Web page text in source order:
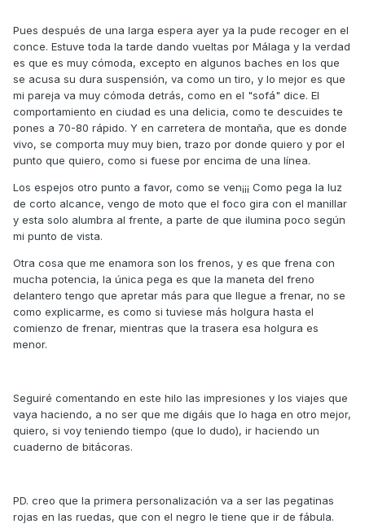
Pues después de una larga espera ayer ya la pude recoger en el
conce. Estuve toda la tarde dando vueltas por Málaga y la verdad
es que es muy cómoda, excepto en algunos baches en los que
se acusa su dura suspensión, va como un tiro, y lo mejor es que
mi pareja va muy cómoda detrás, como en el "sofá" dice. El
comportamiento en ciudad es una delicia, como te descuides te
pones a 70-80 rápido. Y en carretera de montaña, que es donde
vivo, se comporta muy muy bien, trazo por donde quiero y por el
punto que quiero, como si fuese por encima de una línea.
Los espejos otro punto a favor, como se ven¡¡¡ Como pega la luz
de corto alcance, vengo de moto que el foco gira con el manillar
y esta solo alumbra al frente, a parte de que ilumina poco según
mi punto de vista.
Otra cosa que me enamora son los frenos, y es que frena con
mucha potencia, la única pega es que la maneta del freno
delantero tengo que apretar más para que llegue a frenar, no se
como explicarme, es como si tuviese más holgura hasta el
comienzo de frenar, mientras que la trasera esa holgura es
menor.
Seguiré comentando en este hilo las impresiones y los viajes que
vaya haciendo, a no ser que me digáis que lo haga en otro mejor,
quiero, si voy teniendo tiempo (que lo dudo), ir haciendo un
cuaderno de bitácoras.
PD. creo que la primera personalización va a ser las pegatinas
rojas en las ruedas, que con el negro le tiene que ir de fábula.